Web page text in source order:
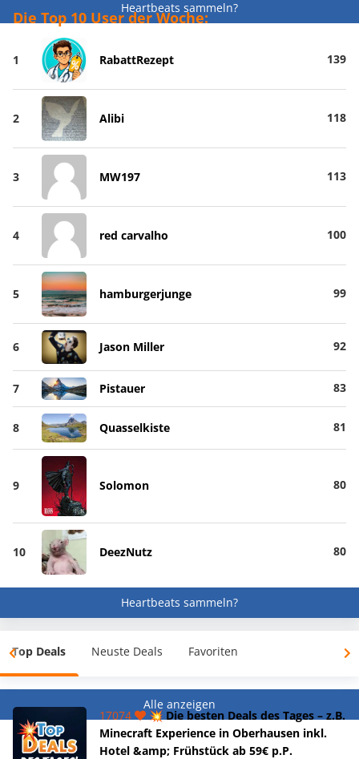
Heartbeats sammeln?
Die Top 10 User der Woche:
1 RabattRezept 139
2 Alibi 118
3 MW197 113
4 red carvalho 100
5 hamburgerjunge 99
6 Jason Miller 92
7 Pistauer 83
8 Quasselkiste 81
9 Solomon 80
10 DeezNutz 80
Heartbeats sammeln?
Top Deals Neuste Deals Favoriten
Alle anzeigen
17074
💥 Die besten Deals des Tages – z.B.
Minecraft Experience in Oberhausen inkl.
Hotel &amp; Frühstück ab 59€ p.P.